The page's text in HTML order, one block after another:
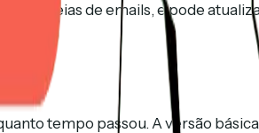
cadeias de emails, e pode
tempo passou. A versão